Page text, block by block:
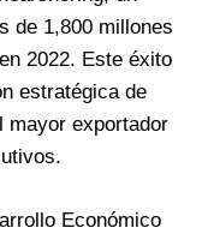
de 1,800 millones
2022. Este éxito
estratégica de
mayor exportador
Económico